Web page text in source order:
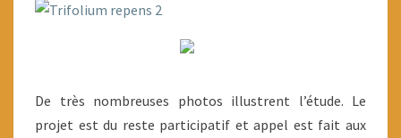
De très nombreuses photos illustrent l’étude. Le
projet est du reste participatif et appel est fait aux